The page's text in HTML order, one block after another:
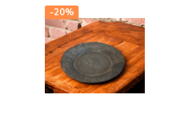
-20%